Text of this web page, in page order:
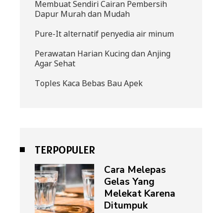
Membuat Sendiri Cairan Pembersih
Dapur Murah dan Mudah
Pure-It alternatif penyedia air minum
Perawatan Harian Kucing dan Anjing
Agar Sehat
Toples Kaca Bebas Bau Apek
TERPOPULER
Cara Melepas
Gelas Yang
Melekat Karena
Ditumpuk